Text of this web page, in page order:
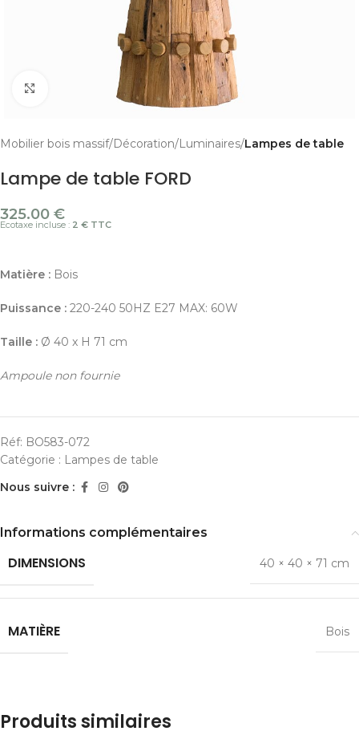
Cliquer pour agrandir
Mobilier bois massif Décoration Luminaires Lampes de table
Lampe de table FORD
325.00 €
Ecotaxe incluse : 2 € TTC
Matière : Bois
Puissance : 220-240 50HZ E27 MAX: 60W
Taille : Ø 40 x H 71 cm
Ampoule non fournie
Réf: BO583-072
Catégorie : Lampes de table
Nous suivre :
Informations complémentaires
DIMENSIONS 40 × 40 × 71 cm
MATIÈRE Bois
Produits similaires